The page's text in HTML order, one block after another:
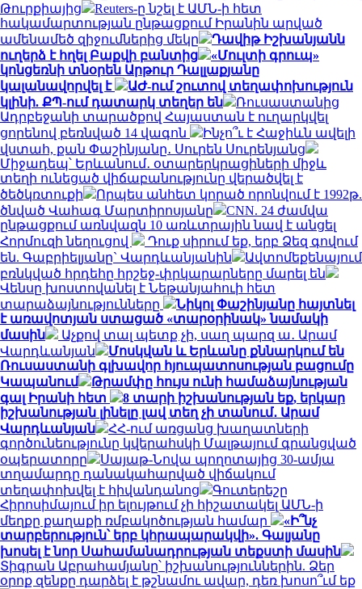
Թուրքիայից
Reuters-ը նշել է ԱՄՆ-ի հետ
հակամարտության ընթացքում Իրանին արված
ամենամեծ զիջումներից մեկը
Դավիթ Իշխանյանն
ուղերձ է հղել Բաքվի բանտից
«Մուլտի գրուպ»
կոնցեռնի տնօրեն Արթուր Դալլաքյանը
կալանավորվել է
ԱԺ-ում շուտով տեղափոխություն
կլինի. ՔՊ-ում դատարկ տեղեր են
Ռուսաստանից
Ադրբեջանի տարածքով Հայաստան է ուղարկվել
ցորենով բեռնված 14 վագոն
Ինչո՞ւ է Հաջիևն ավելի
վստահ, քան Փաշինյանը․ Սուրեն Սուրենյանց
Միջադեպ՝ Երևանում․ օտարերկրացիների միջև
տեղի ունեցած վիճաբանությունը վերածվել է
ծեծկռտուքի
Որպես անհետ կորած որոնվում է 1992թ.
ծնված Վահագ Մարտիրոսյանը
CNN. 24 ժամվա
ընթացքում առնվազն 10 առևտրային նավ է անցել
Հորմուզի նեղուցով
Դուք սիրում եք, երբ Ձեզ գովում
են. Գաբրիելյանը` Վարդևանյանին
Ավտոմեքենայում
բռնկված հրդեհը հրշեջ-փրկարարները մարել են
Վենսը խոստովանել է Նեթանյահուի հետ
տարաձայնությունները
Նիկոլ Փաշինյանը հայտնել
է առավոտյան ստացած «տարօրինակ» նամակի
մասին
Աչքով տալ պետք չի, սաղ պարզ ա․ Արամ
Վարդևանյան
Մոսկվան և Երևանը քննարկում են
Ռուսաստանի գլխավոր հյուպատոսության բացումը
Կապանում
Թրամփը հույս ունի համաձայնության
գալ Իրանի հետ
8 տարի իշխանության եք, երկար
իշխանության լինելը լավ տեղ չի տանում․ Արամ
Վարդևանյան
ՀՀ-ում առցանց խաղատների
գործունեությունը կվերահսկի Մալթայում գրանցված
օպերատորը
Սայաթ-Նովա պողոտայից 30-ամյա
տղամարդը դանակահարված վիճակում
տեղափոխվել է հիվանդանոց
Գուտերեշը
Հիրոսիմայում իր ելույթում չի հիշատակել ԱՄՆ-ի
մեղքը քաղաքի ռմբակոծության համար
«Ի՞նչ
տարբերություն՝ երբ կհրապարակվի». Գալյանը
խոսել է նոր Սահամանադրության տեքստի մասին
Տիգրան Աբրահամյանը՝ իշխանություններին. Ձեր
օրոք զենքը դարձել է թշնամու ավար, դեռ խոսո՞ւմ եք